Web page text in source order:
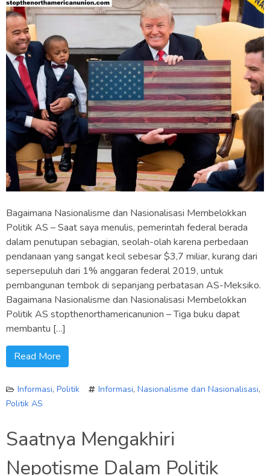
Bagaimana Nasionalisme dan Nasionalisasi Membelokkan
Politik AS – Saat saya menulis, pemerintah federal berada
dalam penutupan sebagian, seolah-olah karena perbedaan
pendanaan yang sangat kecil sebesar $3,7 miliar, kurang dari
sepersepuluh dari 1% anggaran federal 2019, untuk
pembangunan tembok di sepanjang perbatasan AS-Meksiko.
Bagaimana Nasionalisme dan Nasionalisasi Membelokkan
Politik AS stopthenorthamericanunion – Tiga buku dapat
membantu […]
Read More
Informasi, Politik Informasi, Nasionalisme dan Nasionalisasi,
Politik AS
Saatnya Mengakhiri
Nepotisme Dalam Politik